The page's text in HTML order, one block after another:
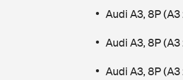
Audi A3, 8P (A3
Audi A3, 8P
Audi A3, 8P